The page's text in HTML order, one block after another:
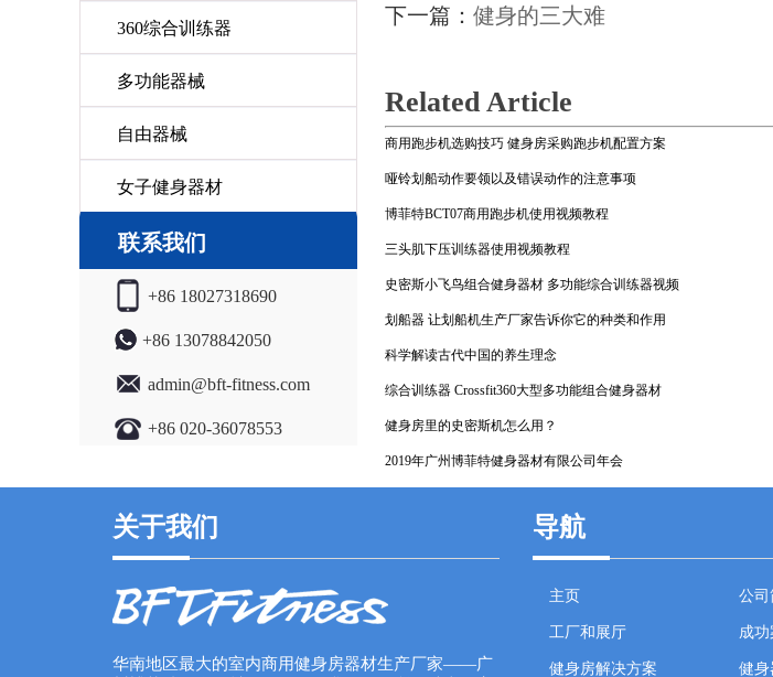
360综合训练器
多功能器械
自由器械
女子健身器材
联系我们
+86 18027318690
+86 13078842050
admin@bft-fitness.com
+86 020-36078553
下一篇： 健身的三大难
Related Article
商用跑步机选购技巧 健身房采购跑步机配置方案
哑铃划船动作要领以及错误动作的注意事项
博菲特BCT07商用跑步机使用视频教程
三头肌下压训练器使用视频教程
史密斯小飞鸟组合健身器材 多功能综合训练器视频
划船器 让划船机生产厂家告诉你它的种类和作用
科学解读古代中国的养生理念
综合训练器 Crossfit360大型多功能组合健身器材
健身房里的史密斯机怎么用？
2019年广州博菲特健身器材有限公司年会
关于我们
华南地区最大的室内商用健身房器材生产厂家——广
导航
主页 公司
工厂和展厅 成功
健身房解决方案 健身